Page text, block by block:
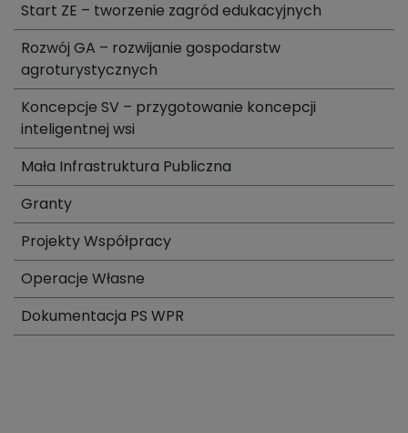
Start ZE – tworzenie zagród edukacyjnych
Rozwój GA – rozwijanie gospodarstw
agroturystycznych
Koncepcje SV – przygotowanie koncepcji
inteligentnej wsi
Mała Infrastruktura Publiczna
Granty
Projekty Współpracy
Operacje Własne
Dokumentacja PS WPR